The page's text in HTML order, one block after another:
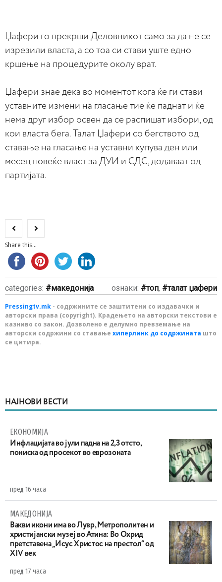
Џафери го прекрши Деловникот само за да не се
изрезили власта, а со тоа си стави уште едно
кршење на процедурите околу врат.
Џафери знае дека во моментот кога ќе ги стави
уставните измени на гласање тие ќе паднат и ќе
нема друг избор освен да се распишат избори, од
кои власта бега. Талат Џафери со бегството од
ставање на гласање на уставни купува ден или
месец повеќе власт за ДУИ и СДС, додаваат од
партијата.
Share this...
categories: македонија ознаки: топ, талат џафери
Pressingtv.mk - содржините се заштитени со издавачки и
авторски права (copyright). Крадењето на авторски текстови е
казниво со закон. Дозволено е делумно превземање на
авторски содржини со ставање хиперлинк до содржината што
се цитира.
НАЈНОВИ ВЕСТИ
ЕКОНОМИЈА
Инфлацијата во јули падна на 2,3 отсто,
пониска од просекот во еврозоната
пред 16 часа
МАКЕДОНИЈА
Вакви икони има во Лувр, Метрополитен и
христијански музеј во Атина: Во Охрид
претставена „Исус Христос на престол“ од
XIV век
пред 17 часа